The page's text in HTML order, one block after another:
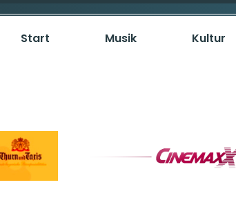
Start Musik Kultur